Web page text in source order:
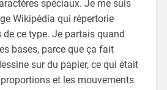
spéciaux. Je me suis
Wikipédia qui répertorie
ce type. Je partais quand
bases, parce que ça fait
sur du papier, ce qui était
et les mouvements